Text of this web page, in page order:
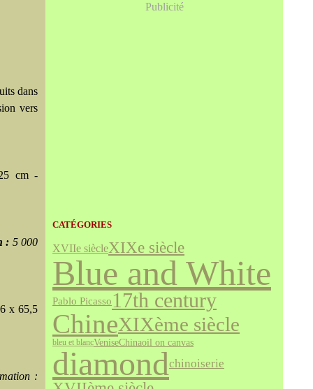
dans
vers
cm -
: 5 000
x 65,5
:
Publicité
CATÉGORIES
XVIIe siècleXIXe siècle
Blue and White
Pablo Picasso17th century
ChineXIXème siècle
bleu et blancVeniseChinaoil on canvas
diamondchinoiserie